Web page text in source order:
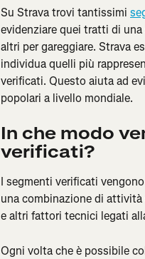
Su Strava trovi tantissimi
evidenziare quei tratti di
altri per gareggiare. Strava
individua quelli più
verificati. Questo aiuta ad
popolari a livello mondiale.
In che modo
verificati?
I segmenti verificati
una combinazione di
e altri fattori tecnici legati
Ogni volta che è possibile